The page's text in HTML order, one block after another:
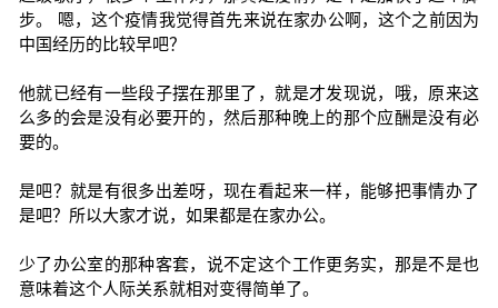
步。 嗯，这个疫情我觉得首先来说在家办公啊，这个之前因为
中国经历的比较早吧？
他就已经有一些段子摆在那里了，就是才发现说，哦，原来这
么多的会是没有必要开的，然后那种晚上的那个应酬是没有必
要的。
是吧？就是有很多出差呀，现在看起来一样，能够把事情办了
是吧？所以大家才说，如果都是在家办公。
少了办公室的那种客套，说不定这个工作更务实，那是不是也
意味着这个人际关系就相对变得简单了。